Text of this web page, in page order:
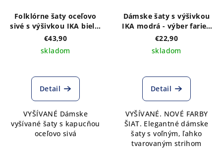
Folklórne šaty oceľovo
sivé s výšivkou IKA biela,
s kapucňou
€43,90
skladom
Detail
VYŠÍVANÉ Dámske
vyšívané šaty s kapucňou
oceľovo sivá
Dámske šaty s výšivkou
IKA modrá - výber farieb
šiat
€22,90
skladom
hodnotenie
produktu
z
5
hviezdičiek.
Detail
VYŠÍVANÉ. NOVÉ FARBY
ŠIAT. Elegantné dámske
šaty s voľným, ľahko
tvarovaným strihom